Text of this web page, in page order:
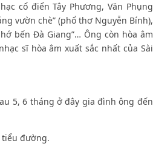
cổ điển Tây Phương, Văn Phụng
vườn chè” (phổ thơ Nguyễn Bính),
bến Đà Giang”… Ông còn hòa âm
sĩ hòa âm xuất sắc nhất của Sài
5, 6 tháng ở đây gia đình ông đến
tiểu đường.